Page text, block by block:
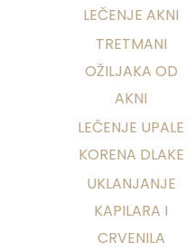
LEČENJE AKNI
TRETMANI
OŽILJAKA OD
AKNI
LEČENJE UPALE
KORENA DLAKE
UKLANJANJE
KAPILARA I
CRVENILA